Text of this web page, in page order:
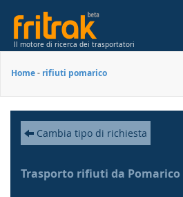
Il motore di ricerca dei trasportatori
Home- rifiuti pomarico
Cambia tipo di richiesta
Trasporto rifiuti da Pomarico